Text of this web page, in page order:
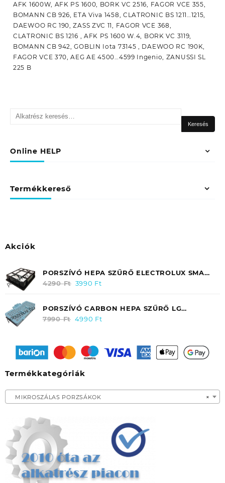
AFK 1600W, AFK PS 1600, BORK VC 2516, FAGOR VCE 355,
BOMANN CB 926, ETA Viva 1458, CLATRONIC BS 1211…1215,
DAEWOO RC 190, ZASS ZVC 11, FAGOR VCE 368,
CLATRONIC BS 1216 , AFK PS 1600 W.4, BORK VC 3119,
BOMANN CB 942, GOBLIN Iota 73145 , DAEWOO RC 190K,
FAGOR VCE 370, AEG AE 4500…4599 Ingenio, ZANUSSI SL
225 B
Keresés
Keresés
Online HELP
Termékkereső
Akciók
PORSZÍVÓ HEPA SZŰRŐ ELECTROLUX SMART
300/ 350 / ZANUSSI ZAN 3435 EF31
4290Ft Original
was:
3990 FtCurrent
PORSZÍVÓ CARBON HEPA SZŰRŐ LG
ELECTRONICS VC 9062CV (KIMENETI)
7990Ft Original
7990 Ft.
4990 FtCurrent
4990 Ft.
Termékkategóriák
×
MIKROSZÁLAS PORZSÁKOK